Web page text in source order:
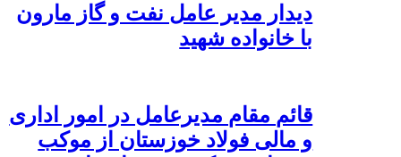
دیدار مدیر عامل نفت و گاز مارون
با خانواده شهید
قائم مقام مدیرعامل در امور اداری
و مالی فولاد خوزستان از موکب